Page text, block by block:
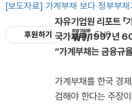
후원하기 ENG
[보도자료] 가계부채 보다 정부부
자유기업원 리포트 「
국가채무 1997년
“가계부채는 금융규
가계부채를 한국 경
검해야 한다는 주장